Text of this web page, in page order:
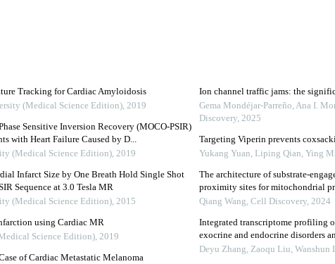
Tracking for Cardiac Amyloidosis
(Medical Science Edition), 2019
Sensitive Inversion Recovery (MOCO-PSIR)
with Heart Failure Caused by D...
(Medical Science Edition), 2019
Infarct Size by One Breath Hold Single Shot
Sequence at 3.0 Tesla MR
(Medical Science Edition), 2015
using Cardiac MR
Science Edition), 2019
of Cardiac Metastatic Melanoma
Ion channel traffic jams: the
Gema Mondéjar‐Parreño, Ana I.
Discovery, 2025
Targeting Viperin prevents
Yukang Yuan, Liping Qian, Ying
The architecture of substrate-
proximity sites for mitochondrial
Qiang Wang, Cell Discovery, 2024
Integrated transcriptome profiling
exocrine and endocrine disorders
Deyu Zhang, Zaoqu Liu, Wanshun